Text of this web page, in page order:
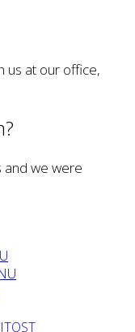
us at our office,
and we were